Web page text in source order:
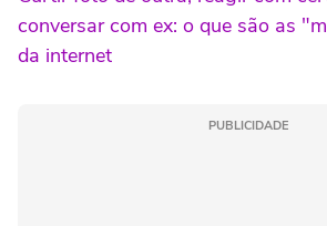
conversar com ex: o que são as
da internet
PUBLICIDADE